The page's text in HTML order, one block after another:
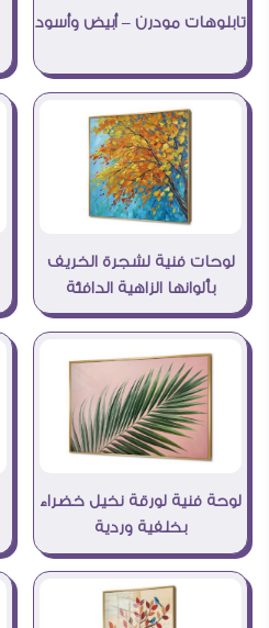
تابلوهات مودرن – أبيض وأسود
لوحات فنية لشجرة الخريف
بألوانها الزاهية الدافئة
لوحة فنية لورقة نخيل خضراء
بخلفية وردية